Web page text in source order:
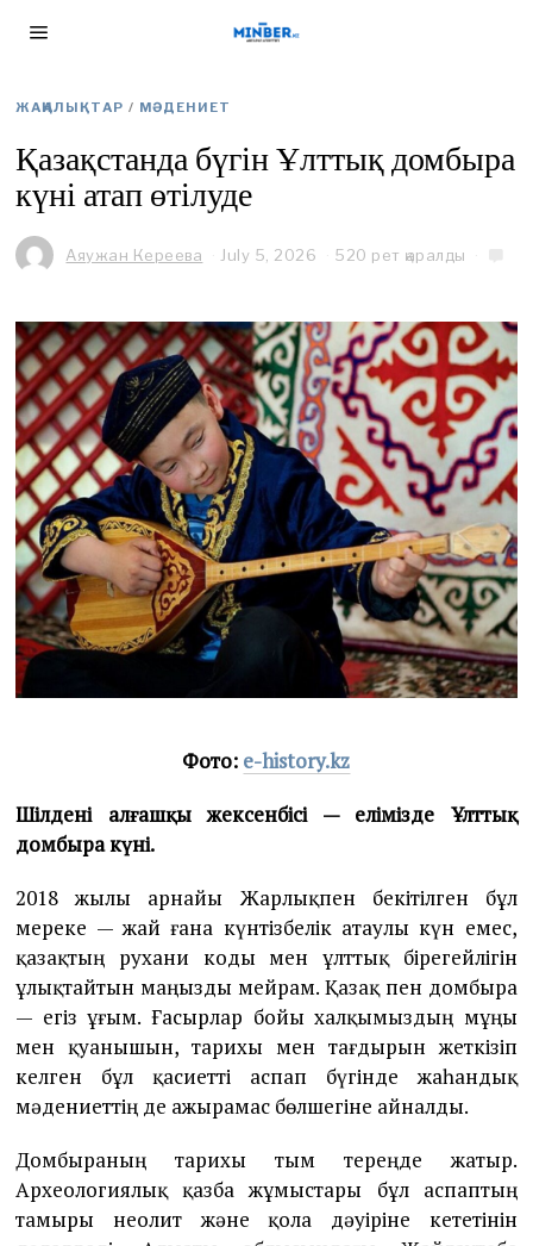
ЖАҢАЛЫҚТАР / МӘДЕНИЕТ
Қазақстанда бүгін Ұлттық домбыра
күні атап өтілуде
Аяужан Кереева July 5, 2026
y
5
,
2
0
2
6
520 рет қаралды
Фото: e-history.kz
Шілденің алғашқы жексенбісі — елімізде Ұлттық
домбыра күні.
2018 жылы арнайы Жарлықпен бекітілген бұл
мереке — жай ғана күнтізбелік атаулы күн емес,
қазақтың рухани коды мен ұлттық бірегейлігін
ұлықтайтын маңызды мейрам. Қазақ пен домбыра
— егіз ұғым. Ғасырлар бойы халқымыздың мұңы
мен қуанышын, тарихы мен тағдырын жеткізіп
келген бұл қасиетті аспап бүгінде жаһандық
мәдениеттің де ажырамас бөлшегіне айналды.
Домбыраның тарихы тым тереңде жатыр.
Археологиялық қазба жұмыстары бұл аспаптың
тамыры неолит және қола дәуіріне кететінін